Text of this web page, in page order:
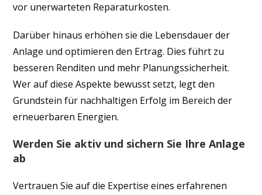
vor unerwarteten Reparaturkosten.
Darüber hinaus erhöhen sie die Lebensdauer der
Anlage und optimieren den Ertrag. Dies führt zu
besseren Renditen und mehr Planungssicherheit.
Wer auf diese Aspekte bewusst setzt, legt den
Grundstein für nachhaltigen Erfolg im Bereich der
erneuerbaren Energien.
Werden Sie aktiv und sichern Sie Ihre Anlage
ab
Vertrauen Sie auf die Expertise eines erfahrenen